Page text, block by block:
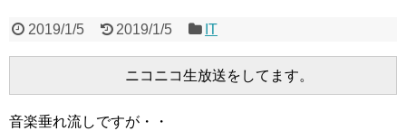
2019/1/5 2019/1/5 IT
音楽垂れ流しですが・・